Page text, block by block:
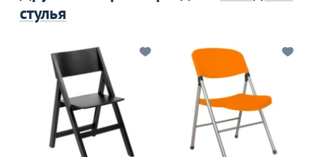
стулья